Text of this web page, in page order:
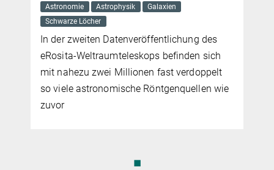
Astronomie
Astrophysik
Galaxien
Schwarze Löcher
In der zweiten Datenveröffentlichung des
eRosita-Weltraumteleskops befinden sich
mit nahezu zwei Millionen fast verdoppelt
so viele astronomische Röntgenquellen wie
zuvor
◼